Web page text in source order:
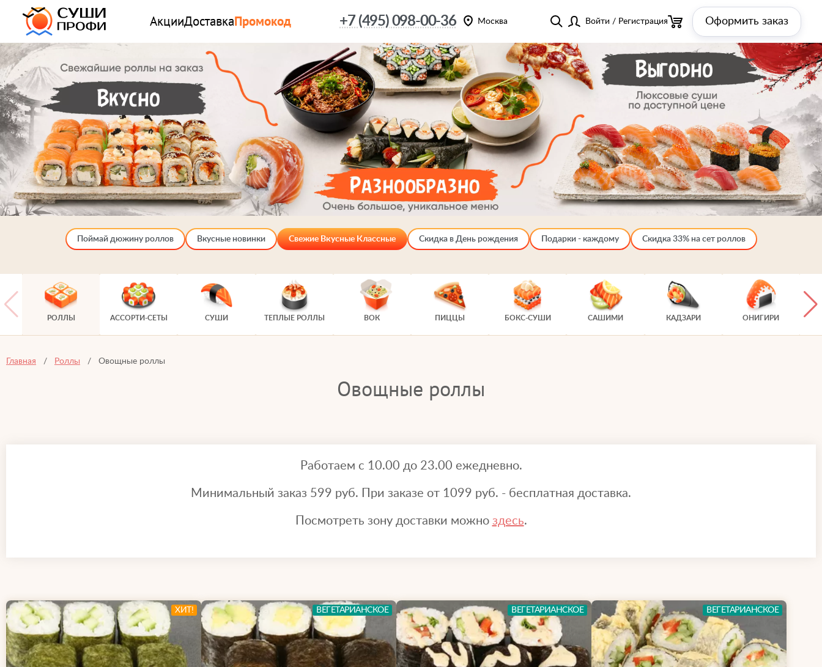
АкцииДоставкаПромокод +7 (495) 098-00-36 Москва Войти / Регистрация Оформить заказ
Поймай дюжину роллов Вкусные новинки Свежие Вкусные Классные Скидка в День рождения Подарки - каждому Скидка 33% на сет роллов
РОЛЛЫ АССОРТИ-СЕТЫ СУШИ ТЕПЛЫЕ РОЛЛЫ ВОК ПИЦЦЫ БОКС-СУШИ САШИМИ КАДЗАРИ ОНИГИРИ
Главная Роллы Овощные роллы
Овощные роллы
Работаем с 10.00 до 23.00 ежедневно.
Минимальный заказ 599 руб. При заказе от 1099 руб. - бесплатная доставка.
Посмотреть зону доставки можно здесь.
ХИТ! ВЕГЕТАРИАНСКОЕ ВЕГЕТАРИАНСКОЕ ВЕГЕТАРИАНСКОЕ